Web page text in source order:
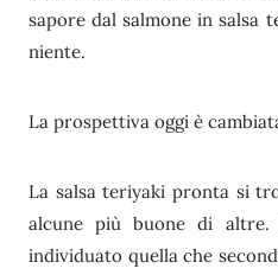
sapore dal salmone in salsa
niente.
La prospettiva oggi è
La salsa teriyaki pronta si
alcune più buone di
individuato quella che